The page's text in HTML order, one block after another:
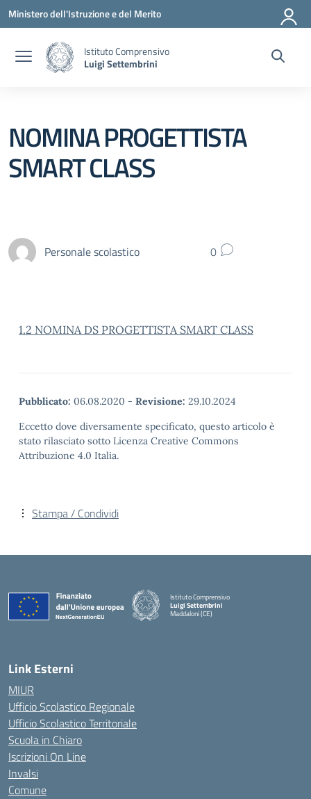
Vai ai contenuti
Vai al menu di navigazione
Vai al footer
Ministero dell'Istruzione e del Merito
Istituto Comprensivo
Luigi Settembrini
NOMINA PROGETTISTA
SMART CLASS
Personale scolastico 0
1.2 NOMINA DS PROGETTISTA SMART CLASS
Pubblicato: 06.08.2020 - Revisione: 29.10.2024
Eccetto dove diversamente specificato, questo articolo è
stato rilasciato sotto Licenza Creative Commons
Attribuzione 4.0 Italia.
Stampa / Condividi
Istituto Comprensivo
Luigi Settembrini
Maddaloni (CE)
Link Esterni
MIUR
Ufficio Scolastico Regionale
Ufficio Scolastico Territoriale
Scuola in Chiaro
Iscrizioni On Line
Invalsi
Comune